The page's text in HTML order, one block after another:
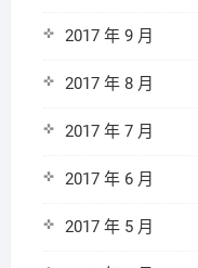
2017 年 9 月
2017 年 8 月
2017 年 7 月
2017 年 6 月
2017 年 5 月